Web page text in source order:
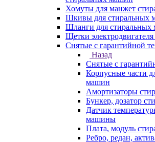
Хомуты для манжет
Шкивы для стиральных
Шланги для стиральных
Щетки
Снятые с гарантийной
Назад
Снятые с
Корпусные части
машин
Амортизаторы
Бункер, дозатор
Датчик
машины
Плата, модуль
Ребро, редан,